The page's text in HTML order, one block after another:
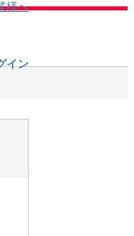
様へ
イン